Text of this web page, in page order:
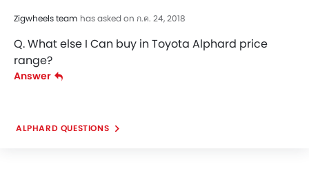
Zigwheels team has asked on ก.ค. 24, 2018
Q. What else I Can buy in Toyota Alphard price
range?
Answer
ALPHARD QUESTIONS